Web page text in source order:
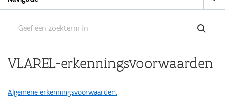
navigation
VLAREL-erkenningsvoorwaarden
Algemene erkenningsvoorwaarden: